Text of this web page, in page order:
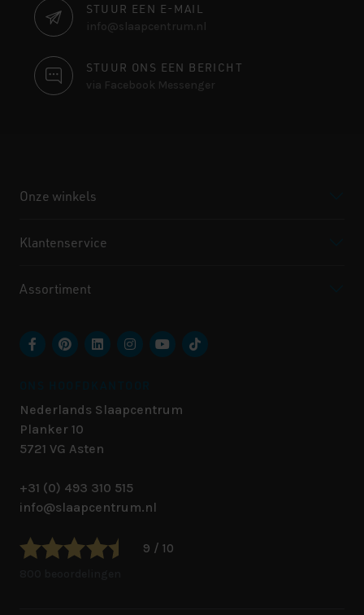
STUUR EEN E-MAIL
info@slaapcentrum.nl
STUUR ONS EEN BERICHT
via Facebook Messenger
Onze winkels
Klantenservice
Assortiment
Nederlands Slaapcentrum
Planker 10
5721 VG Asten
+31 (0) 493 310 515
info@slaapcentrum.nl
9 / 10